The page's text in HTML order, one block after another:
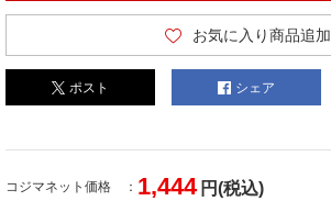
お気に入り商品追加
ポスト シェア
コジマネット価格 1,444 円(税込)